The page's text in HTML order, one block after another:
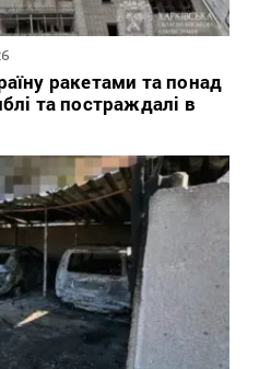
ракетами та понад
та постраждалі в